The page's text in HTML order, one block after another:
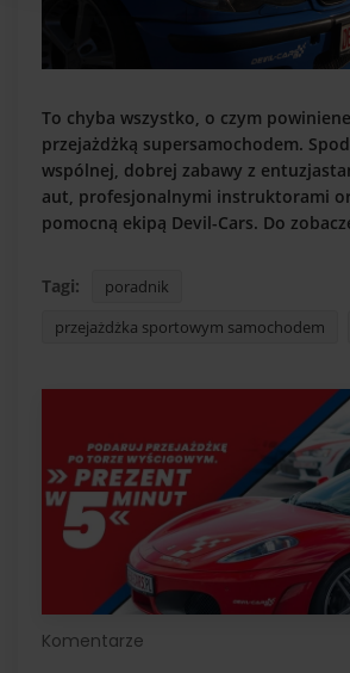
To chyba wszystko, o czym
przejażdżką supersamochodem.
wspólnej, dobrej zabawy z
aut, profesjonalnymi instruktorami
pomocną ekipą Devil-Cars. Do
Tagi:
poradnik
przejażdżka sportowym samochodem
Komentarze